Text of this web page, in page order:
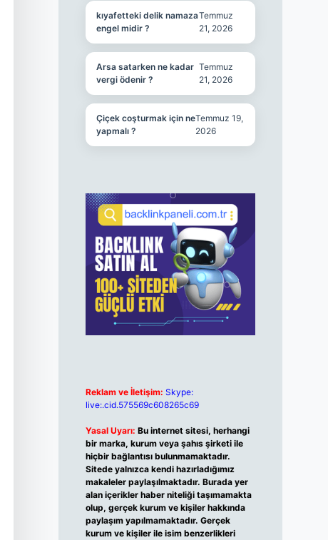
kıyafetteki delik namaza
engel midir ?
Temmuz
21, 2026
Arsa satarken ne kadar
vergi ödenir ?
Temmuz
21, 2026
Çiçek coşturmak için ne
yapmalı ?
Temmuz 19,
2026
Reklam ve İletişim: Skype:
live:.cid.575569c608265c69
Yasal Uyarı: Bu internet sitesi, herhangi
bir marka, kurum veya şahıs şirketi ile
hiçbir bağlantısı bulunmamaktadır.
Sitede yalnızca kendi hazırladığımız
makaleler paylaşılmaktadır. Burada yer
alan içerikler haber niteliği taşımamakta
olup, gerçek kurum ve kişiler hakkında
paylaşım yapılmamaktadır. Gerçek
kurum ve kişiler ile isim benzerlikleri